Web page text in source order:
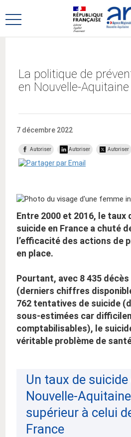
au
menu
au
contenu
Ouvrir
La politique de
en Nouvelle-Aquitaine
7 décembre 2022
Autoriser Autoriser Autoriser
Entre 2000 et 2016, le taux
suicide en France a chuté
l’efficacité des actions de
en place.
Pourtant, avec 8 435 décès
(derniers chiffres
762 tentatives de suicide
sous-estimées car
comptabilisables), le
véritable problème de
Un taux de suicide
Nouvelle-Aquitaine
supérieur à celui
France